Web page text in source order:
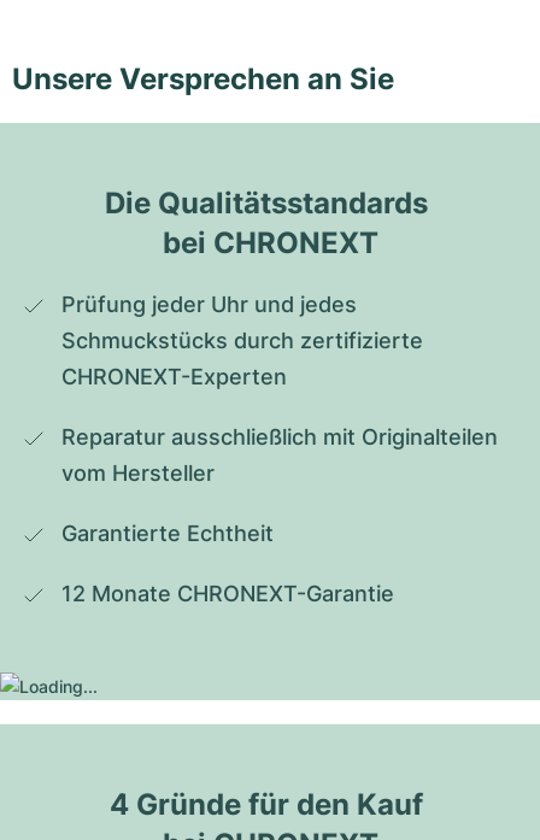
Unsere Versprechen an Sie
Die Qualitätsstandards
bei CHRONEXT
Prüfung jeder Uhr und jedes
Schmuckstücks durch zertifizierte
CHRONEXT-Experten
Reparatur ausschließlich mit Originalteilen
vom Hersteller
Garantierte Echtheit
12 Monate CHRONEXT-Garantie
4 Gründe für den Kauf